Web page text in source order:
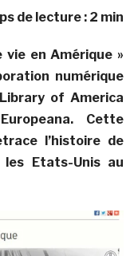
de lecture : 2 min
vie en Amérique »
numérique
of America
Cette
l’histoire de
les Etats-Unis au